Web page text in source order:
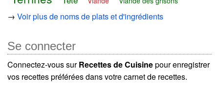
→ Voir plus de noms de plats et d'ingrédients
Se connecter
Connectez-vous surRecettes de Cuisinepour enregistrer
vos recettes préférées dans votre carnet de recettes.